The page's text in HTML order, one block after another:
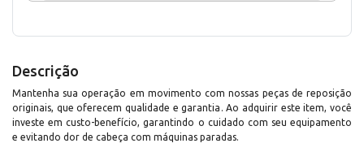
Descrição
Mantenha sua operação em movimento com nossas peças de reposição
originais, que oferecem qualidade e garantia. Ao adquirir este item, você
investe em custo-benefício, garantindo o cuidado com seu equipamento
e evitando dor de cabeça com máquinas paradas.